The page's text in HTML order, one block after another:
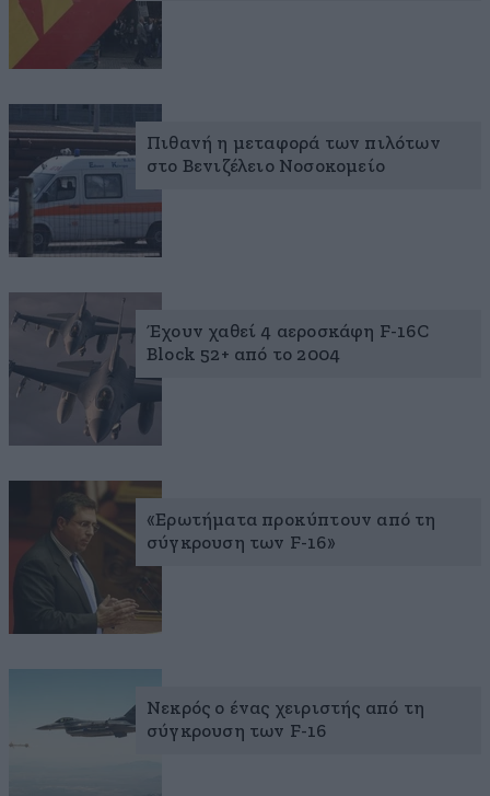
Πιθανή η μεταφορά των πιλότων
στο Βενιζέλειο Νοσοκομείο
Έχουν χαθεί 4 αεροσκάφη F-16C
Block 52+ από το 2004
«Ερωτήματα προκύπτουν από τη
σύγκρουση των F-16»
Νεκρός ο ένας χειριστής από τη
σύγκρουση των F-16